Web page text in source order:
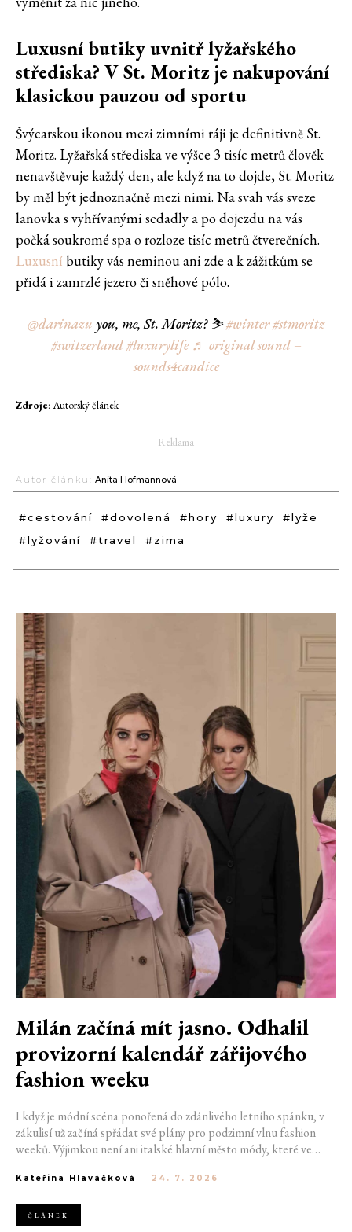
Luxusní butiky uvnitř lyžařského
střediska? V St. Moritz je nakupování
klasickou pauzou od sportu
Švýcarskou ikonou mezi zimními ráji je definitivně St.
Moritz. Lyžařská střediska ve výšce 3 tisíc metrů člověk
nenavštěvuje každý den, ale když na to dojde, St. Moritz
by měl být jednoznačně mezi nimi. Na svah vás sveze
lanovka s vyhřívanými sedadly a po dojezdu na vás
počká soukromé spa o rozloze tisíc metrů čtverečních.
Luxusníbutiky vás neminou ani zde a k zážitkům se
přidá i zamrzlé jezero či sněhové pólo.
@darinazu you, me, St. Moritz? ⛷️#winter#stmoritz
#switzerland#luxurylife ♬ original sound –
sounds4candice
Zdroje: Autorský článek
― Reklama ―
Autor článku: Anita Hofmannová
#cestování #dovolená #hory #luxury
#lyže
#lyžování
#travel #zima
Milán začíná mít jasno. Odhalil
provizorní kalendář zářijového
fashion weeku
I když je módní scéna ponořená do zdánlivého letního spánku, v
zákulisí už začíná spřádat své plány pro podzimní vlnu fashion
weeků. Výjimkou není ani italské hlavní město módy, které ve
22. do 28. září přivítá tradiční jména, pozornost však zaměří
Moschino.
Kateřina Hlaváčková - 24. 7. 2026
ČLÁNEK